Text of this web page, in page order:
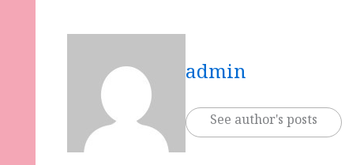
admin
See author's posts